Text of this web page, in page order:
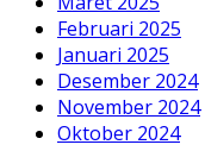
Februari 2025
Januari 2025
Desember 2024
November 2024
Oktober 2024